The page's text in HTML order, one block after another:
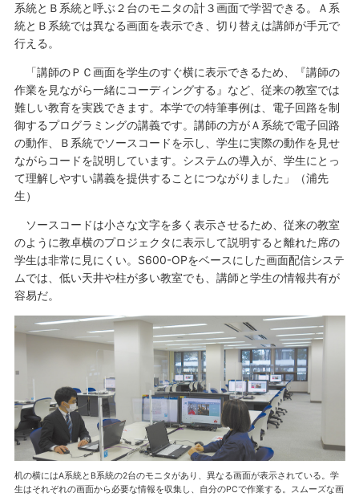
系統とＢ系統と呼ぶ２台のモニタの計３画面で学習できる。Ａ系
統とＢ系統では異なる画面を表示でき、切り替えは講師が手元で
行える。
「講師のＰＣ画面を学生のすぐ横に表示できるため、『講師の
作業を見ながら一緒にコーディングする』など、従来の教室では
難しい教育を実践できます。本学での特筆事例は、電子回路を制
御するプログラミングの講義です。講師の方がＡ系統で電子回路
の動作、Ｂ系統でソースコードを示し、学生に実際の動作を見せ
ながらコードを説明しています。システムの導入が、学生にとっ
て理解しやすい講義を提供することにつながりました」（浦先
生）
ソースコードは小さな文字を多く表示させるため、従来の教室
のように教卓横のプロジェクタに表示して説明すると離れた席の
学生は非常に見にくい。S600-OPをベースにした画面配信システ
ムでは、低い天井や柱が多い教室でも、講師と学生の情報共有が
容易だ。
机の横にはA系統とB系統の2台のモニタがあり、異なる画面が表示されている。学
生はそれぞれの画面から必要な情報を収集し、自分のPCで作業する。スムーズな画